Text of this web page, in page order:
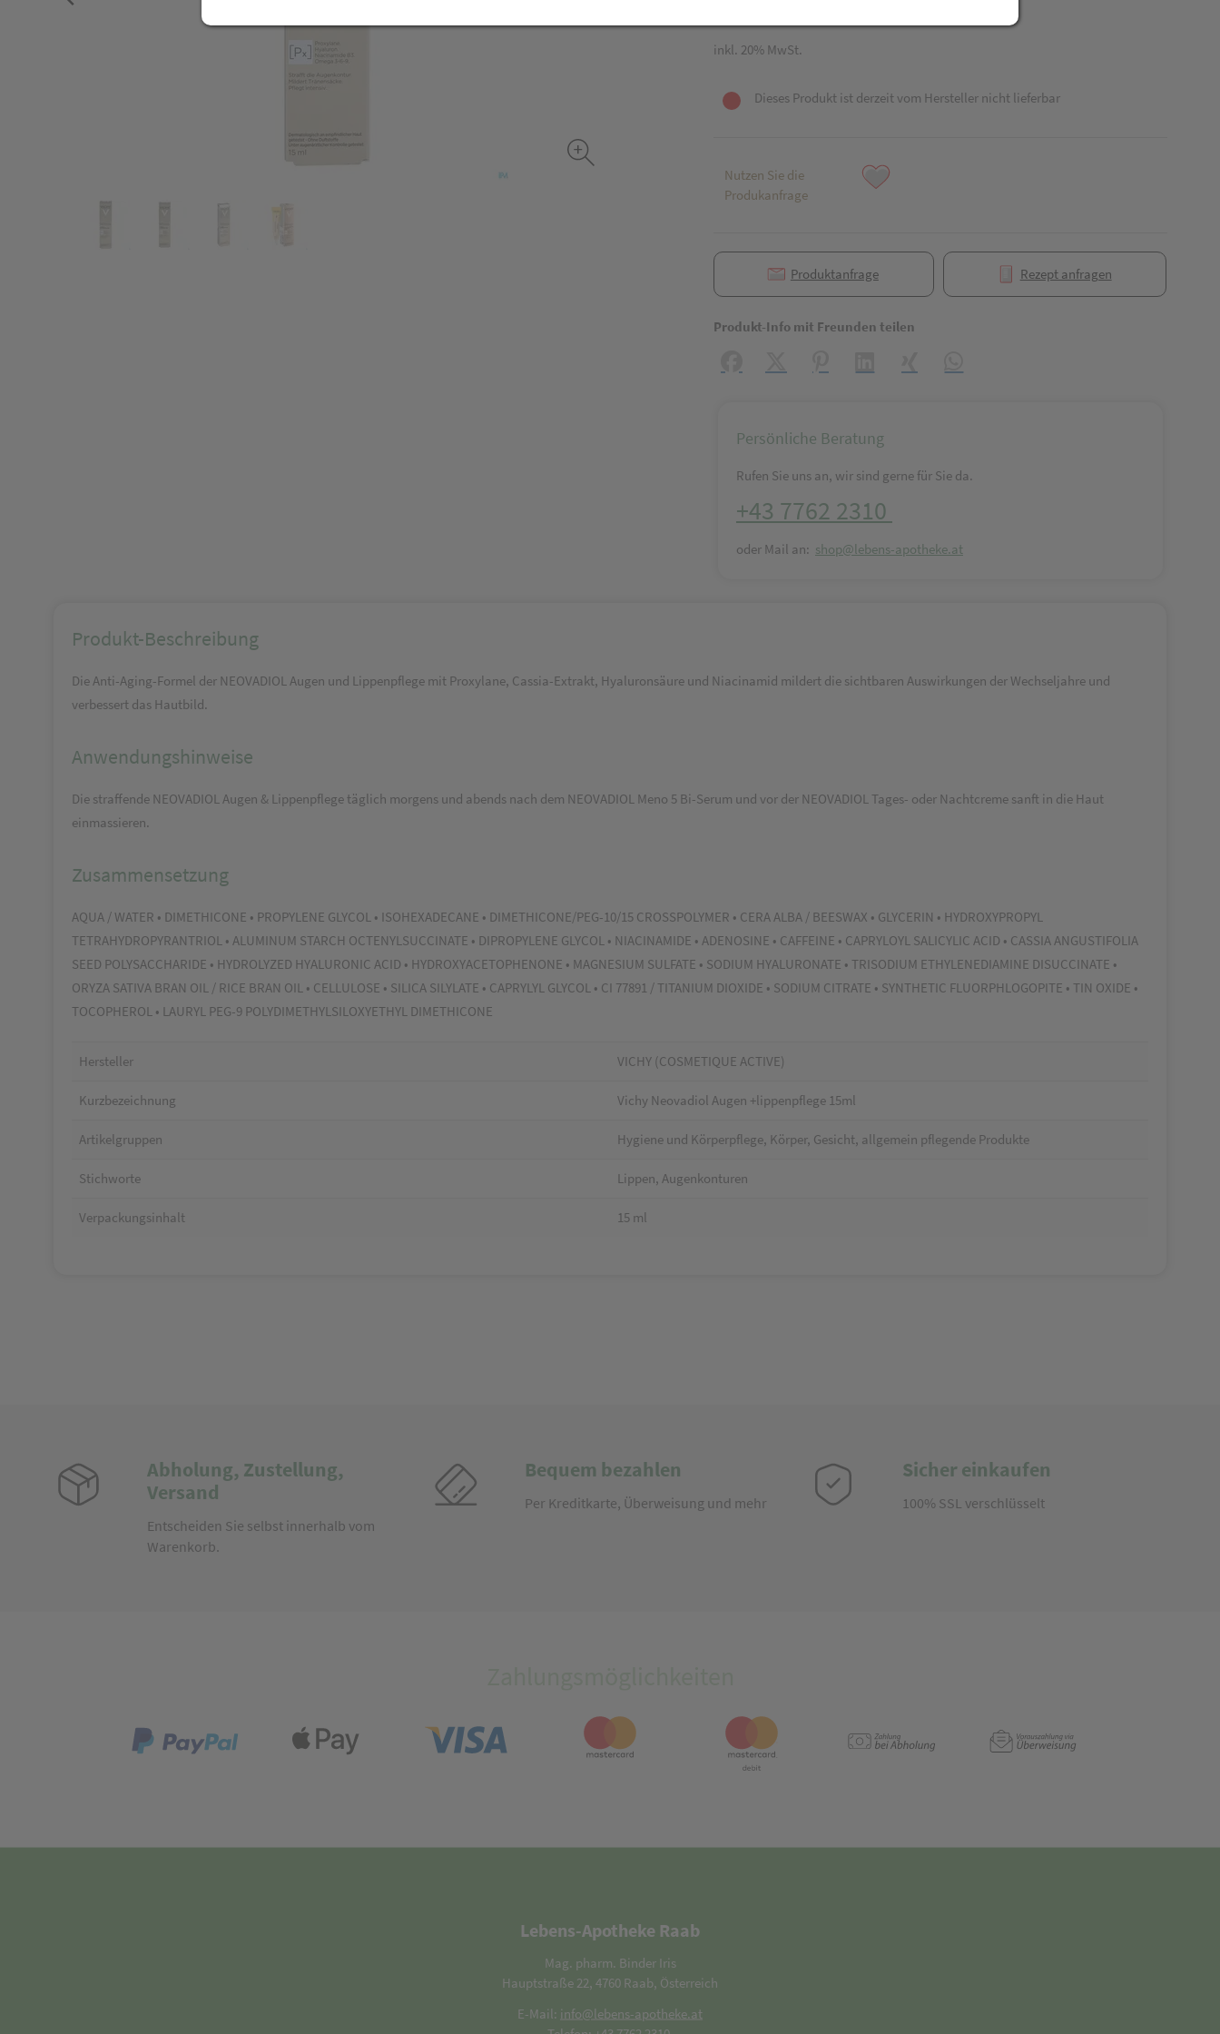
inkl. 20% MwSt.
Dieses Produkt ist derzeit vom Hersteller nicht lieferbar
Nutzen Sie die
Produkanfrage
Produktanfrage Rezept anfragen
Produkt-Info mit Freunden teilen
Persönliche Beratung
Rufen Sie uns an, wir sind gerne für Sie da.
+43 7762 2310
oder Mail an: shop@lebens-apotheke.at
Produkt-Beschreibung
Die Anti-Aging-Formel der NEOVADIOL Augen und Lippenpflege mit Proxylane, Cassia-Extrakt, Hyaluronsäure und Niacinamid mildert die sichtbaren Auswirkungen der Wechseljahre und
verbessert das Hautbild.
Anwendungshinweise
Die straffende NEOVADIOL Augen & Lippenpflege täglich morgens und abends nach dem NEOVADIOL Meno 5 Bi-Serum und vor der NEOVADIOL Tages- oder Nachtcreme sanft in die Haut
einmassieren.
Zusammensetzung
AQUA / WATER • DIMETHICONE • PROPYLENE GLYCOL • ISOHEXADECANE • DIMETHICONE/PEG-10/15 CROSSPOLYMER • CERA ALBA / BEESWAX • GLYCERIN • HYDROXYPROPYL
TETRAHYDROPYRANTRIOL • ALUMINUM STARCH OCTENYLSUCCINATE • DIPROPYLENE GLYCOL • NIACINAMIDE • ADENOSINE • CAFFEINE • CAPRYLOYL SALICYLIC ACID • CASSIA ANGUSTIFOLIA
SEED POLYSACCHARIDE • HYDROLYZED HYALURONIC ACID • HYDROXYACETOPHENONE • MAGNESIUM SULFATE • SODIUM HYALURONATE • TRISODIUM ETHYLENEDIAMINE DISUCCINATE •
ORYZA SATIVA BRAN OIL / RICE BRAN OIL • CELLULOSE • SILICA SILYLATE • CAPRYLYL GLYCOL • CI 77891 / TITANIUM DIOXIDE • SODIUM CITRATE • SYNTHETIC FLUORPHLOGOPITE • TIN OXIDE •
TOCOPHEROL • LAURYL PEG-9 POLYDIMETHYLSILOXYETHYL DIMETHICONE
Hersteller VICHY (COSMETIQUE ACTIVE)
Kurzbezeichnung Vichy Neovadiol Augen +lippenpflege 15ml
Artikelgruppen Hygiene und Körperpflege, Körper, Gesicht, allgemein pflegende Produkte
Stichworte Lippen, Augenkonturen
Verpackungsinhalt 15 ml
Abholung, Zustellung,
Versand
Entscheiden Sie selbst innerhalb vom
Warenkorb.
Bequem bezahlen
Per Kreditkarte, Überweisung und mehr
Sicher einkaufen
100% SSL verschlüsselt
Lebens-Apotheke Raab
Mag. pharm. Binder Iris
Hauptstraße 22, 4760 Raab, Österreich
E-Mail: info@lebens-apotheke.at